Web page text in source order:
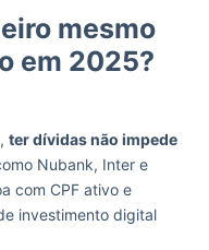
mesmo
em 2025?
ter dívidas não impede
Nubank, Inter e
com CPF ativo e
investimento digital